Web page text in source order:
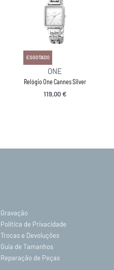
ESGOTADO
ONE
Relógio One Cannes Silver
119,00€
Gravação
Política de Privacidade
Trocas e Devoluções
Guia de Tamanhos
Reparação de Peças